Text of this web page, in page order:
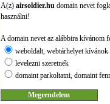
A(z) airsoldier.hudomain nevet
használni!
A domain nevet az alábbira kívánom
weboldalt, webtárhelyet kívánok
levelezni szeretnék
domaint parkoltatni, domaint